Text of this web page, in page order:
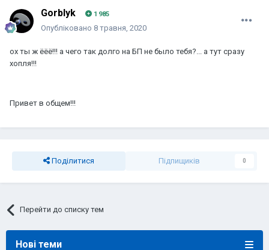
Gorblyk 1 985
Опубліковано 8 травня, 2020
ох ты ж ёёё!!! а чего так долго на БП не было тебя?... а тут сразу
хопля!!!
Привет в общем!!!
Поділитися Підпищиків 0
Перейти до списку тем
Нові теми